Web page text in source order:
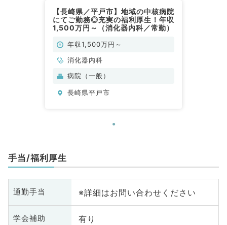
【長崎県／平戸市】地域の中核病院
にてご勤務◎充実の福利厚生！年収
1,500万円～（消化器内科／常勤）
年収1,500万円～
消化器内科
病院（一般）
長崎県平戸市
手当/福利厚生
通勤手当 ※詳細はお問い合わせください
学会補助 有り